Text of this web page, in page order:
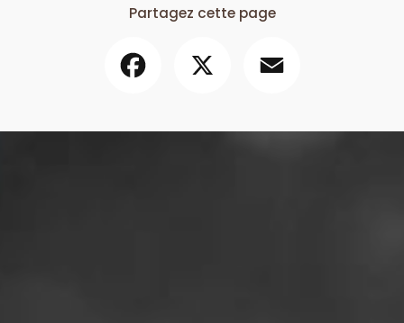
Partagez cette page